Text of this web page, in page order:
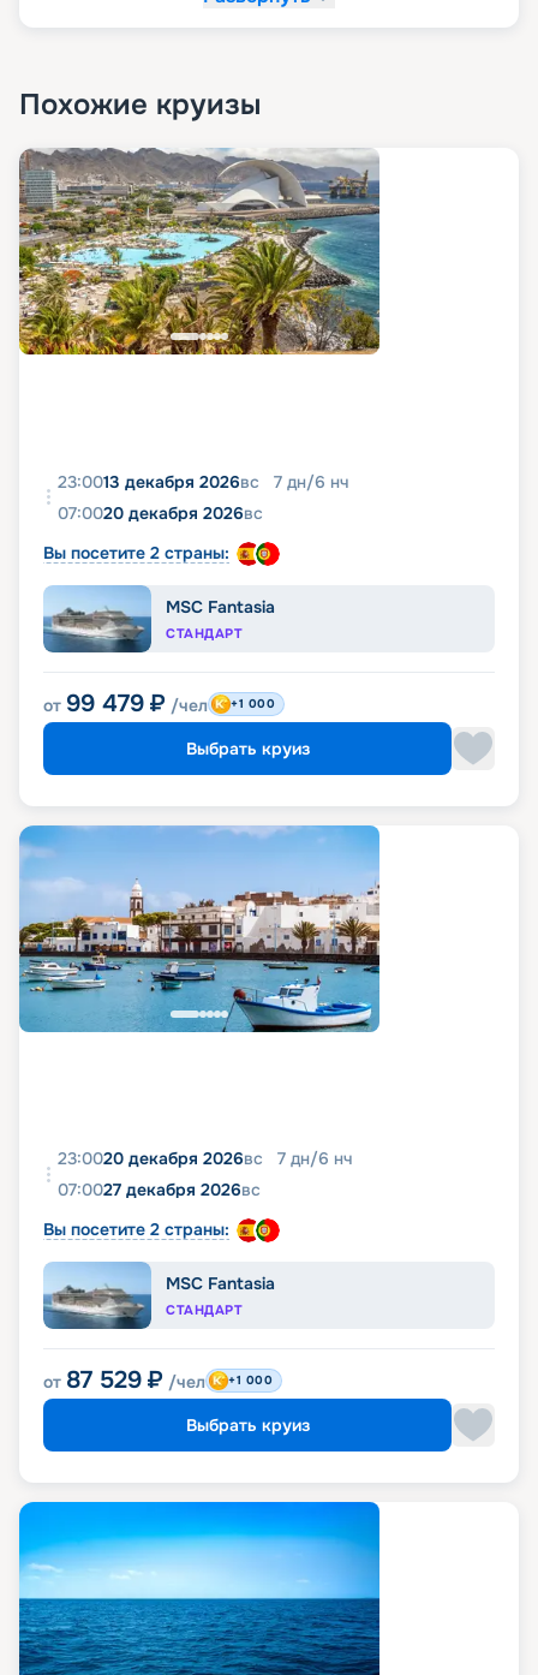
Похожие круизы
23:0013 декабря 2026вс 7 дн/6 нч
07:0020 декабря 2026вс
Вы посетите 2 страны:
MSC Fantasia
СТАНДАРТ
от 99 479 ₽ /чел +1 000
Выбрать круиз
23:0020 декабря 2026вс 7 дн/6 нч
07:0027 декабря 2026вс
Вы посетите 2 страны:
MSC Fantasia
СТАНДАРТ
от 87 529 ₽ /чел +1 000
Выбрать круиз